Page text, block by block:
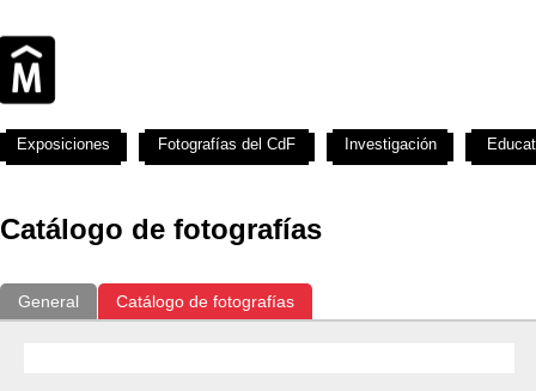
Catálogo de fotografías
General Catálogo de fotografías
Exposiciones Fotografías del CdF Investigación